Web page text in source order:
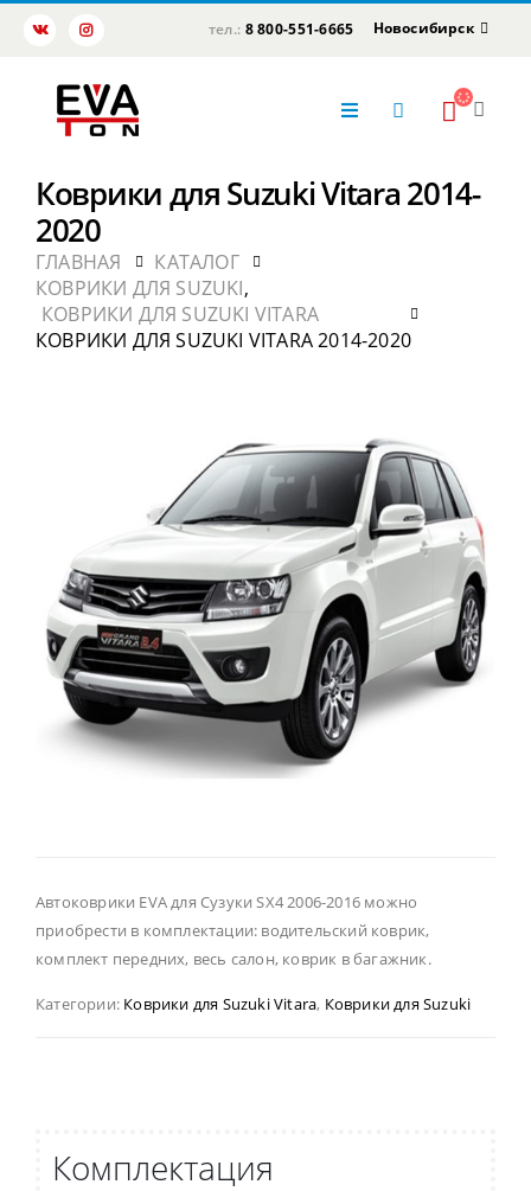
тел.: 8 800-551-6665 Новосибирск
Коврики для Suzuki Vitara 2014-
2020
ГЛАВНАЯ
КАТАЛОГ
КОВРИКИ ДЛЯ SUZUKI,
КОВРИКИ ДЛЯ SUZUKI VITARA
КОВРИКИ ДЛЯ SUZUKI VITARA 2014-2020
Автоковрики EVA для Сузуки SX4 2006-2016 можно
приобрести в комплектации: водительский коврик,
комплект передних, весь салон, коврик в багажник.
Категории: Коврики для Suzuki Vitara, Коврики для Suzuki
Комплектация